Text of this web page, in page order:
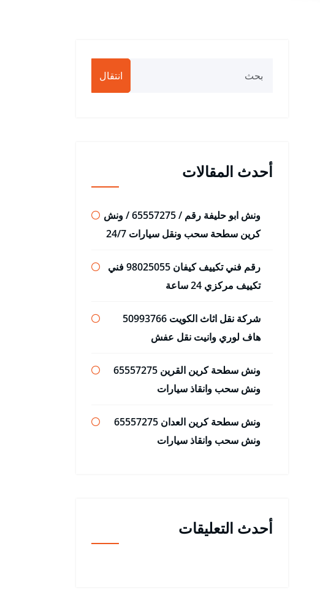
انتقال
أحدث المقالات
ونش ابو حليفة رقم / 65557275 / ونش
كرين سطحة سحب ونقل سيارات 24/7
رقم فني تكييف كيفان 98025055 فني
تكييف مركزي 24 ساعة
شركة نقل اثاث الكويت 50993766
هاف لوري وانيت نقل عفش
ونش سطحة كرين القرين 65557275
ونش سحب وانقاذ سيارات
ونش سطحة كرين العدان 65557275
ونش سحب وانقاذ سيارات
أحدث التعليقات